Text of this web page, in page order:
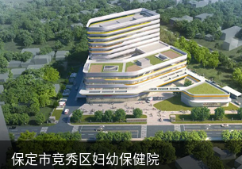
保定市竞秀区妇幼保健院